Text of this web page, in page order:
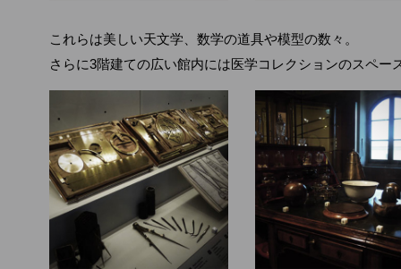
これらは美しい天文学、数学の道具や模型の数々。
さらに3階建ての広い館内には医学コレクションのスペー